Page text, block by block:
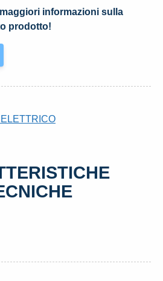
informazioni sulla
prodotto!
ELETTRICO